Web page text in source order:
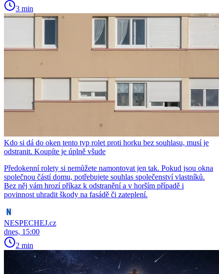
3 min
Kdo si dá do oken tento typ rolet proti horku bez souhlasu, musí je
odstranit. Koupíte je úplně všude
Předokenní rolety si nemůžete namontovat jen tak. Pokud jsou okna
společnou částí domu, potřebujete souhlas společenství vlastníků.
Bez něj vám hrozí příkaz k odstranění a v horším případě i
povinnost uhradit škody na fasádě či zateplení.
NESPECHEJ.cz
dnes, 15:00
2 min